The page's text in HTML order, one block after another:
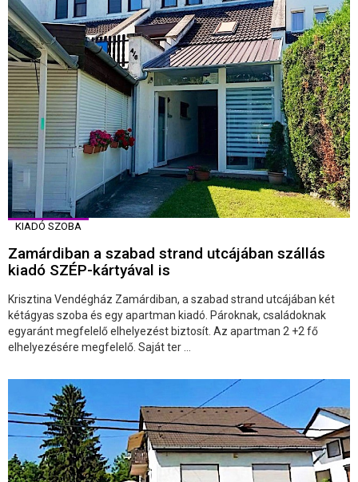
KIADÓ SZOBA
Zamárdiban a szabad strand utcájában szállás
kiadó SZÉP-kártyával is
Krisztina Vendégház Zamárdiban, a szabad strand utcájában két
kétágyas szoba és egy apartman kiadó. Pároknak, családoknak
egyaránt megfelelő elhelyezést biztosít. Az apartman 2 +2 fő
elhelyezésére megfelelő. Saját ter ...